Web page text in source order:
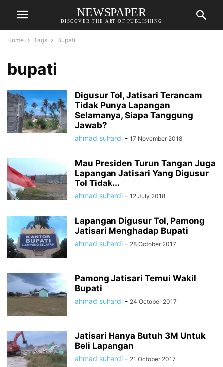
NEWSPAPER
DISCOVER THE ART OF PUBLISHING
Home Tags Bupati
bupati
Digusur Tol, Jatisari Terancam
Tidak Punya Lapangan
Selamanya, Siapa Tanggung
Jawab?
ahmad suhardi - 17 November 2018
Mau Presiden Turun Tangan Juga
Lapangan Jatisari Yang Digusur
Tol Tidak...
ahmad suhardi - 12 July 2018
Lapangan Digusur Tol, Pamong
Jatisari Menghadap Bupati
ahmad suhardi - 28 October 2017
Pamong Jatisari Temui Wakil
Bupati
ahmad suhardi - 24 October 2017
Jatisari Hanya Butuh 3M Untuk
Beli Lapangan
ahmad suhardi - 21 October 2017